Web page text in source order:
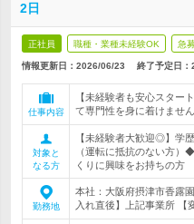
2日
正社員 職種・業種未経験OK 急
情報更新日：2026/06/23 終了予定日：
仕事内容
【未経験者も安心スター
て専門性を身に着けませ
対象と
なる方
【未経験者大歓迎◎】学
（運転に抵抗のない方
くりに興味をお持ちの方
勤務地
本社：大阪府摂津市香露
入れ直後】上記事業所 【